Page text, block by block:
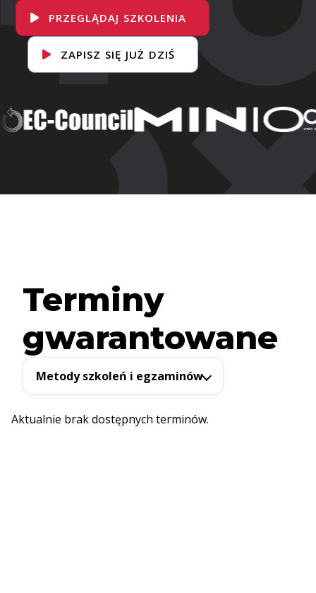
PRZEGLĄDAJ SZKOLENIA
ZAPISZ SIĘ JUŻ DZIŚ
Terminy
gwarantowane
Metody szkoleń i egzaminów
Aktualnie brak dostępnych terminów.